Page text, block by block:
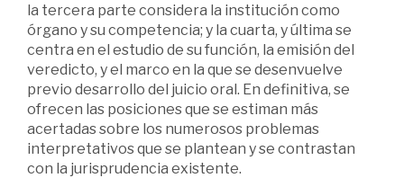
la tercera parte considera la institución como
órgano y su competencia; y la cuarta, y última se
centra en el estudio de su función, la emisión del
veredicto, y el marco en la que se desenvuelve
previo desarrollo del juicio oral. En definitiva, se
ofrecen las posiciones que se estiman más
acertadas sobre los numerosos problemas
interpretativos que se plantean y se contrastan
con la jurisprudencia existente.